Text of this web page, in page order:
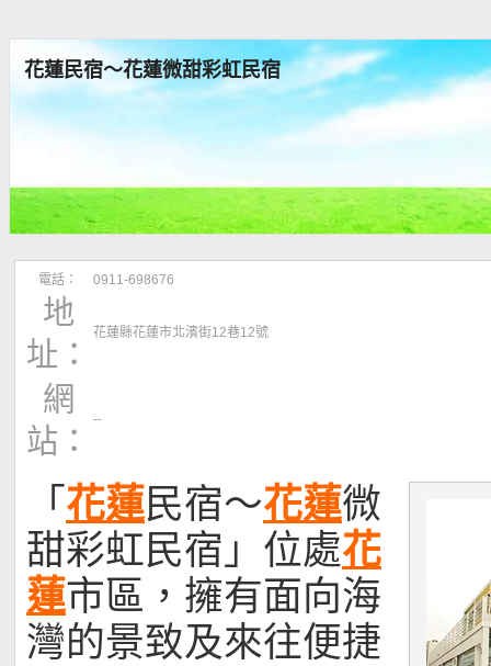
花蓮民宿～花蓮微甜彩虹民宿
電話： 0911-698676
地
址：
花蓮縣花蓮市北濱街12巷12號
網
站：
--
「 花蓮民宿～花蓮微
甜彩虹民宿」位處花
蓮市區，擁有面向海
灣的景致及來往便捷